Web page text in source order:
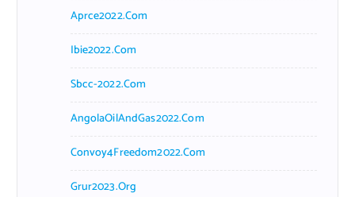
Aprce2022.com
Ibie2022.com
Sbcc-2022.com
AngolaOilAndGas2022.com
Convoy4Freedom2022.com
Grur2023.org